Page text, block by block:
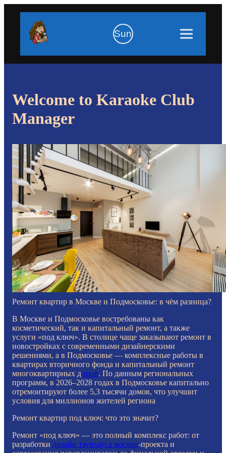
Sun
Welcome to Karaoke Club
Manager
Ремонт квартир в Москве и Подмосковье: в чём разница?
В Москве и Подмосковье востребованы как
косметический, так и капитальный ремонт, а также
услуги «под ключ». В столице чаще заказывают ремонт в
новостройках с современными дизайнерскими
решениями, а в Подмосковье — комплексные работы в
квартирах вторичного фонда и капитальный ремонт
многоквартирных домов. По данным региональных
программ, в 2026–2028 годах в Подмосковье капитально
отремонтируют более 5,3 тысячи домов, что улучшит
условия для миллионов жителей региона
Ремонт квартир под ключ: что это значит?
Ремонт «под ключ» — это полный комплекс работ: от
разработки дизайн таунхауса москва-проекта и